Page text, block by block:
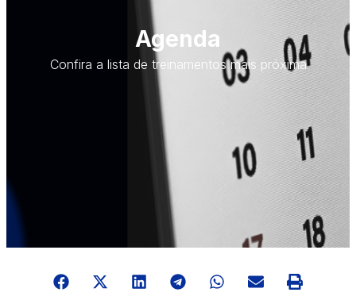
Agenda
Confira a lista de treinamentos mais próxima